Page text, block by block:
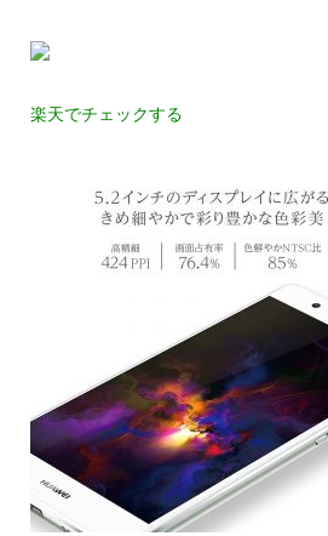
楽天でチェックする